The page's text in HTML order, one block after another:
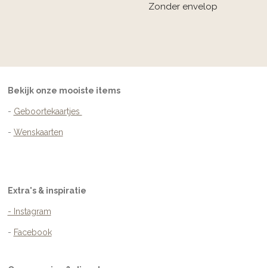
Zonder envelop
Bekijk onze mooiste items
- Geboortekaartjes
- Wenskaarten
Extra's & inspiratie
- Instagram
- Facebook